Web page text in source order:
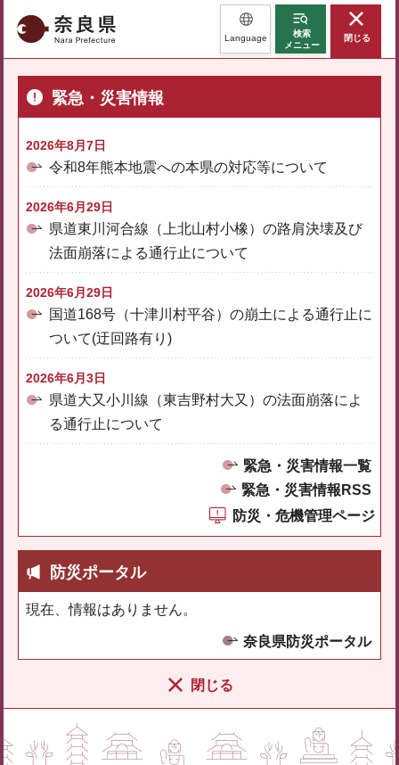
奈良県 Language
検索
メニュー
閉じる
緊急・災害情報
2026年8月7日
令和8年熊本地震への本県の対応等について
2026年6月29日
県道東川河合線（上北山村小橡）の路肩決壊及び
法面崩落による通行止について
2026年6月29日
国道168号（十津川村平谷）の崩土による通行止に
ついて(迂回路有り)
2026年6月3日
県道大又小川線（東吉野村大又）の法面崩落によ
る通行止について
緊急・災害情報一覧
緊急・災害情報RSS
防災・危機管理ページ
防災ポータル
現在、情報はありません。
奈良県防災ポータル
閉じる